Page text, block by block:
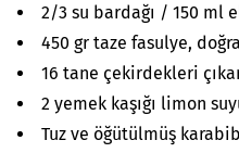
2/3 su bardağı / 150 ml
450 gr taze fasulye,
16 tane çekirdekleri
2 yemek kaşığı limon
Tuz ve öğütülmüş